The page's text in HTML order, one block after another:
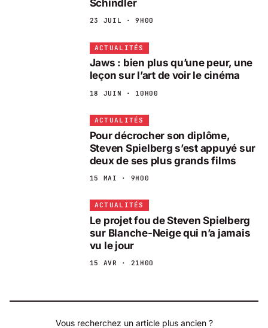
Schindler
23 JUIL · 9H00
ACTUALITÉS
Jaws : bien plus qu’une peur, une
leçon sur l’art de voir le cinéma
18 JUIN · 10H00
ACTUALITÉS
Pour décrocher son diplôme,
Steven Spielberg s’est appuyé sur
deux de ses plus grands films
15 MAI · 9H00
ACTUALITÉS
Le projet fou de Steven Spielberg
sur Blanche-Neige qui n’a jamais
vu le jour
15 AVR · 21H00
Vous recherchez un article plus ancien ?